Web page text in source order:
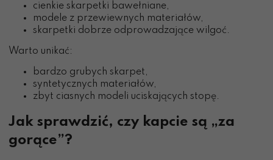
cienkie skarpetki bawełniane,
modele z przewiewnych materiałów,
skarpetki dobrze odprowadzające wilgoć.
Warto unikać:
bardzo grubych skarpet,
syntetycznych materiałów,
zbyt ciasnych modeli uciskających stopę.
Jak sprawdzić, czy kapcie są „za
gorące”?